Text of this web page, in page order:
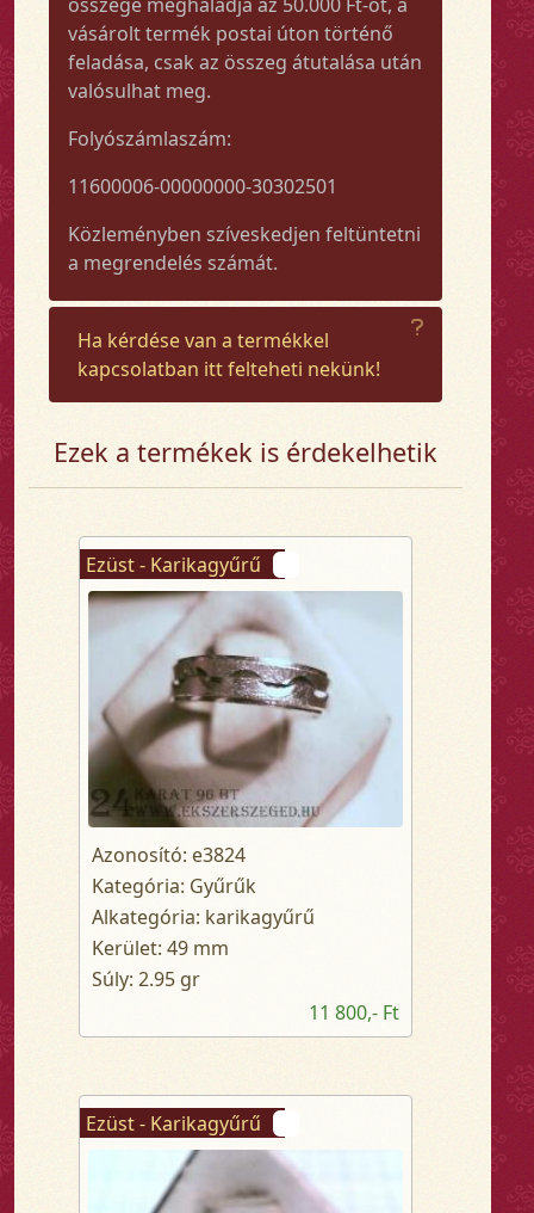
vásárolt termék postai úton történő
feladása, csak az összeg átutalása után
valósulhat meg.
Folyószámlaszám:
11600006-00000000-30302501
Közleményben szíveskedjen feltüntetni
a megrendelés számát.
Ha kérdése van a termékkel
kapcsolatban itt felteheti nekünk!
Ezek a termékek is érdekelhetik
Ezüst - Karikagyűrű
Azonosító: e3824
Kategória: Gyűrűk
Alkategória: karikagyűrű
Kerület: 49 mm
Súly: 2.95 gr
11 800,- Ft
Ezüst - Karikagyűrű